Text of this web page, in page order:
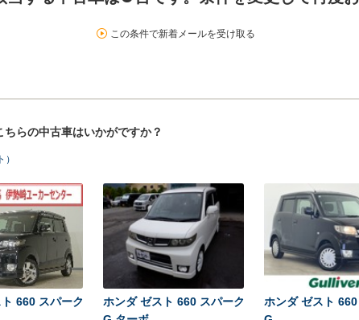
この条件で新着メールを受け取る
らの中古車はいかがですか？
660 スパーク
ホンダ ゼスト 660 スパーク
ホンダ ゼスト